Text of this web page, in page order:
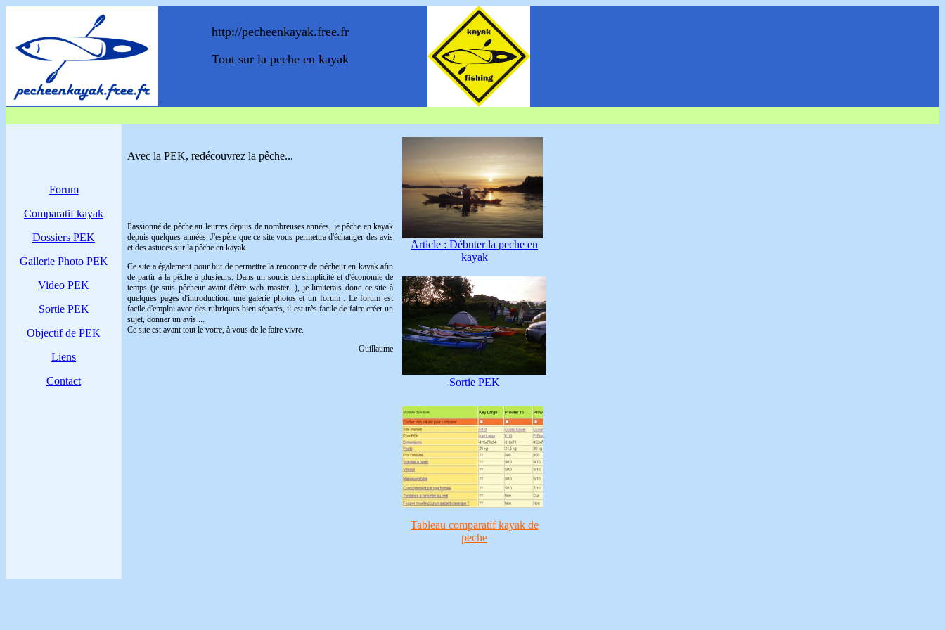
http://pecheenkayak.free.fr
Tout sur la peche en kayak
Forum
Comparatif kayak
Dossiers PEK
Gallerie Photo PEK
Video PEK
Sortie PEK
Objectif de PEK
Liens
Contact
Avec la PEK, redécouvrez la pêche...
Passionné de pêche au leurresdepuis de nombreuses années, jepêche en kayak
depuis quelques années. J'espère que ce site vous permettra d'échanger des avis
et des astuces sur la pêche en kayak.
Ce site a également pour but de permettre la rencontre de pécheur en kayak afin
de partir à la pêche à plusieurs. Dans un soucis de simplicité et d'économie de
temps (je suis pêcheur avant d'être web master...), je limiterais donc ce site à
quelques pages d'introduction, une galerie photos et un forum. Le forum est
facile d'emploi avec des rubriques bien séparés, il est très facile de faire créer un
sujet, donner un avis ...
Ce site est avant tout le votre, à vous de le faire vivre.
Guillaume
Article : Débuter la peche en
kayak
Sortie PEK
Tableau comparatifkayak de
peche